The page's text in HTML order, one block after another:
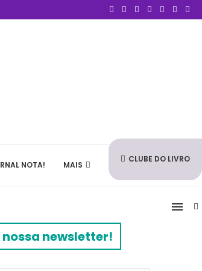
NOTA! MAIS
CLUBE DO LIVRO
nossa newsletter!